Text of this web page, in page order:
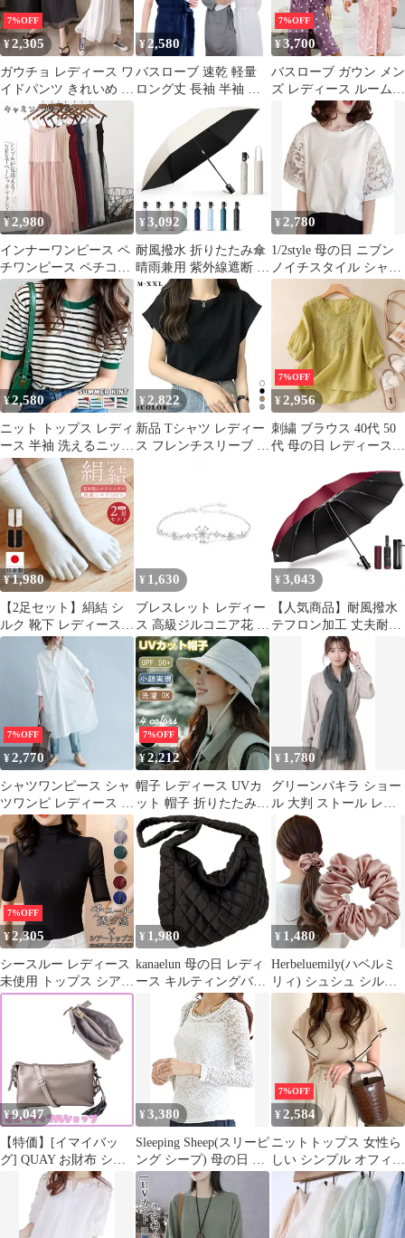
たり 可愛い 着心地 体
型カバー 紫外線対策
ensheng01
愛い 肌に優しい 部屋着
母の日 婦人用 春 夏 秋
冬 新生活mikixz313
7%OFF
¥2,305
ガウチョ レディース ワ
イドパンツ きれいめ 美
脚 パンツ ガウチョパパ
ンツ 九分丈 ボトムス
ズボン ロングパンツ 長
ズボン 春夏 母の日 プ
レゼント ファッション
cbrx776
¥ 2,580
バスローブ 速乾 軽量
ロング丈 長袖 半袖 薄
手 無地 シンプル レデ
ィース メンズ 大きいサ
イズ おしゃれ 春秋 夏
お風呂上り 部屋着 ルー
ムウエア 出産祝い 結婚
祝い 母の日 父の日
M0304-OUO4-1
7%OFF
¥3,700
バスローブ ガウン メン
ズ レディース ルームウ
ェア 部屋着 優しい肌触
り ホテル お風呂上り
ロング 柔らか 吸水 速
乾 保温 お洒落 贈り物
母の日 父の日 おしゃれ
春 夏 秋 冬 senting04
¥ 2,980
インナーワンピース ペ
チワンピース ペチコー
ト ワンピース インナー
キャミソールワンピ 夏
レディース 母の日 ギフ
トchenlei05
¥3,092
耐風撥水 折りたたみ傘
晴雨兼用 紫外線遮断 携
帯便利 日傘メンズ/レデ
ィース/ガールズ/ガール
ズ/子供/大人兼用 コン
パクト 収納ポーチ付き
188g-230g超軽量 母の
日 折り畳み【業界初！
改良型ワンタッチ自動
開閉】UPEBおりたたみ
傘 父の日 UVカッ
¥ 2,780
1/2style 母の日 ニブン
ノイチスタイル シャツ
パフスリーブ 花柄レー
ス tシャツ すけ感 レデ
ィース 半袖 5分袖 白(
白, XL)
¥2,580
ニット トップス レディ
ース 半袖 洗えるニット
サマーニット 接触冷感
ニットTシャツ カット
ソー オフィス カジュア
ル サマーセーター ゴル
フウェア インナー プル
オーバー ベーシック 通
勤 ストライプ 会社 母
の日 きれいめ yiren16
¥ 2,822
新品 Tシャツ レディー
ス フレンチスリーブ 甘
ーブ トップス 半袖 ゆ
ったり 細身 柔らか お
カジュアル 通勤 デート
夏 母の日 mllap
7%OFF
¥2,956
刺繍 ブラウス 40代 50
代 母の日 レディース
ー 森ガール ファッショ
ン 体型カバー ふんわり
綿 麻 シャツ 通気性 カ
ジュアル デート 通勤
女子会 トップス 大きい
サイズ 夏 大きいサイズ
guyan18
¥1,980
【2足セット】絹結 シ
ルク 靴下 レディース 5
本指ソックス KNUTe
冷え取り靴下 日本製 男
女兼用 5本指靴下 メン
ズ ユニセックス 五本指
シルクソックス 冷え対
策 絹 黒 白 シルク靴下
あったかグッズ ぽかぽ
か 温活 誕生日 プレゼ
ント 母の日 敬老
¥ 1,630
ブレスレット レディー
ス 高級ジルコニア花 金
属アレルギー対応 プラ
チナメッキ 可愛い 女性
アクセサリー派手 ブレ
スレット調整可能 花 記
念日 母の日 誕生日 長
さ プレゼント
¥ 3,043
【人気商品】耐風撥水
テフロン加工 丈夫耐久
風に強い 折りたたみ日
傘 遮光遮熱 折り畳み傘
UVカット 逆折り式 晴
雨兼用傘 梅雨対策 大き
い 台風対応 メンズ傘
豪雨対応 メンズ ワンタ
ッチ自動開閉 レディー
ス 折りたたみ傘 母の日
父の日 【超大サイズ・
7%OFF
¥2,770
シャツワンピース シャ
ツワンピ レディース ロ
ングtシャツ 長袖 大き
いサイズ 春夏秋 ゆった
り カジュアル 母の日
プレゼントcbrx690
7%OFF
¥2,212
帽子 レディース UVカ
ット 帽子 折りたたみ
つば広 小顔帽子 日焼け
防止 帽子 夏 完全遮光
ワイヤー入り 紫外線対
策 日焼け防止 キャップ
小顔効果 紫外線対策 通
気 小顔 日除け帽子 自
転車 登山 海辺 農作業
母の日 caig12
¥ 1,780
グリーンパキラ ショー
ル 大判 ストール レデ
ィース 綿100% 薄手 春
夏 秋 UVカット 冷房対
策 日焼け対策 コットン
無地 柔らかい 結婚式
母の日 プレゼント 贈り
物 母親 誕生日プレゼン
ト 実用的 シンプル (ダ
ークグレー)
7%OFF
¥2,305
シースルー レディース
未使用 トップス シアー
トップス カットソー チ
ュール カジュアル セク
シー ハイネック 無地
エレガントシャツ フェ
ミニン シンプル フォー
マル おしゃれ ストレッ
チ 透け感 母の日
meizi15
¥ 1,980
kanaelun 母の日 レディ
ース キルティングバッ
グ ショルダーバッグ レ
ッスンバッグ 旅行 通勤
( ブラック)
¥ 1,480
Herbeluemily(ハベルミ
リィ) シュシュ シルク
100% ヘアゴム 髪にや
さしく跡がつかない 母
の日 髪ゴム おしゃれ
大人 1個セット(モーブ
ピンク, Large (幅5cm))
¥9,047
【特価】[イマイバッ
グ] QUAY お財布 ショ
ルダー お財布ポシェッ
ト ウォレットバッグ 本
革 バッグ レディース
大容量 ポシェット お財
¥3,380
Sleeping Sheep(スリーピ
ング シープ) 母の日 ス
リーピングシープ Tシ
ャツ チュニック 長袖
総レース エレガント 花
柄 丸首 カットソー ト
7%OFF
¥2,584
ニットトップス 女性ら
しい シンプル オフィス
カジュアル ビジネス オ
シャレ ゆったり 通勤通
学 母の日 ママ 同窓会
パーティー レディース